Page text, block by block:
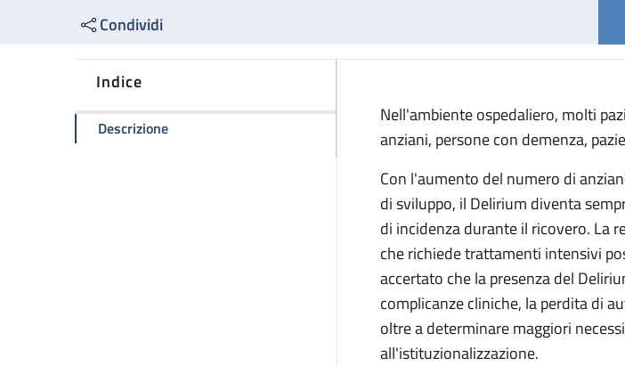
Condividi
Indice
Descrizionedella pagina La prevenzione e gestione del delirium e dei BPSD nei
Nell'ambiente ospedaliero, molti
anziani, persone con demenza,
Con l'aumento del numero di
di sviluppo, il Delirium diventa
di incidenza durante il ricovero. La
che richiede trattamenti intensivi
accertato che la presenza del
complicanze cliniche, la perdita di
oltre a determinare maggiori
all'istituzionalizzazione.